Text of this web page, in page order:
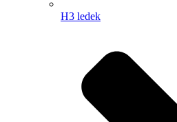
H3 ledek